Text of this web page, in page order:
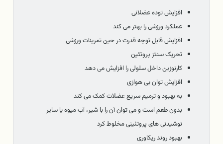
افزایش توده عضلانی
عملکرد ورزشی را بهتر می کند
افزایش قابل توجه قدرت در حین تمرینات ورزشی
تحریک سنتز پروتئین
کارنوزین داخل سلولی را افزایش می دهد
افزایش توان بی هوازی
به بهبود و ترمیم سریع عضلات کمک می کند
بدون طعم است و می توان آن را با شیر، آب میوه یا سایر
نوشیدنی های پروتئینی مخلوط کرد
بهبود روند ریکاوری